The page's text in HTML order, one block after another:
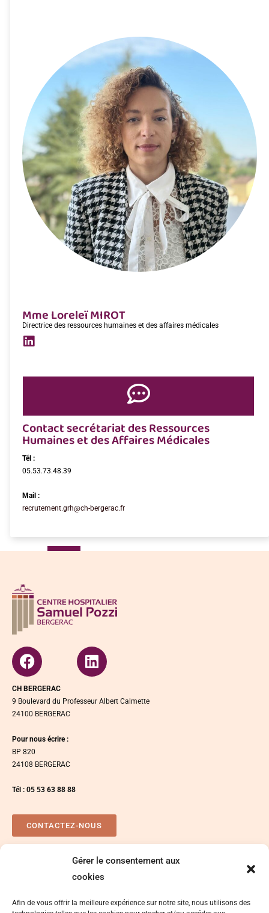
Gérer le consentement aux
cookies
Afin de vous offrir la meilleure expérience sur notre site, nous utilisons des
Mme Loreleï MIROT
Directrice des ressources humaines et des affaires médicales
Contact secrétariat des Ressources
Humaines et des Affaires Médicales
Tél :
05.53.73.48.39
Mail :
recrutement.grh@ch-bergerac.fr
CH BERGERAC
9 Boulevard du Professeur Albert Calmette
24100 BERGERAC
Pour nous écrire :
BP 820
24108 BERGERAC
Tél : 05 53 63 88 88
CONTACTEZ-NOUS
Espace presse